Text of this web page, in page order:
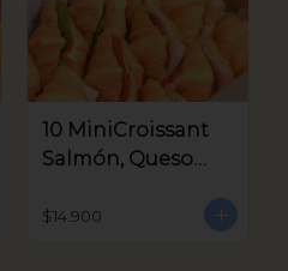
10 MiniCroissant
Salmón, Queso
$14.900